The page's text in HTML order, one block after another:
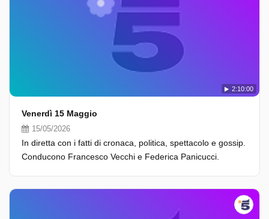
2:10:00
Venerdì 15 Maggio
15/05/2026
In diretta con i fatti di cronaca, politica, spettacolo e gossip.
Conducono Francesco Vecchi e Federica Panicucci.